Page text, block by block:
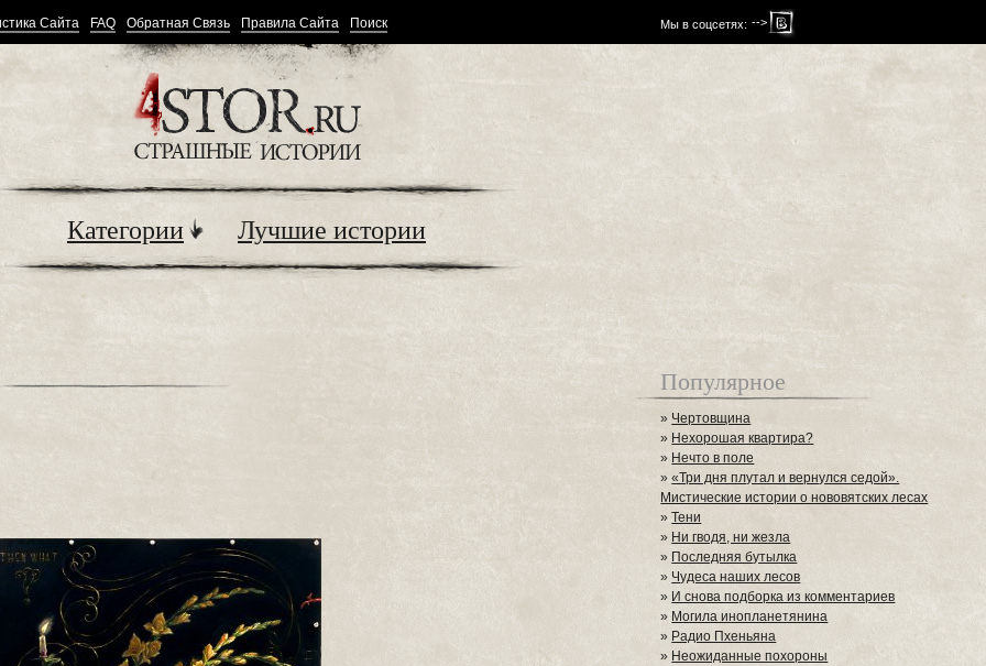
Мы в соцсетях: -->
Сайта FAQ Обратная Связь Правила Сайта Поиск
Категории Лучшие истории
Популярное
» Чертовщина
» Нехорошая квартира?
» Нечто в поле
»«Три дня плутал и вернулся седой».
Мистические истории о нововятских лесах
»Тени
» Ни гводя, ни жезла
» Последняя бутылка
» Чудеса наших лесов
» И снова подборка из комментариев
» Могила инопланетянина
» Радио Пхеньяна
» Неожиданные похороны